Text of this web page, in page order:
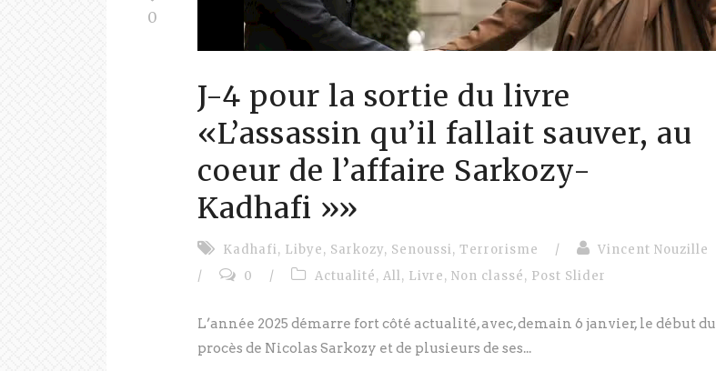
0
J-4 pour la sortie du livre
«L’assassin qu’il fallait sauver, au
coeur de l’affaire Sarkozy-
Kadhafi »»
Kadhafi, Libye, Sarkozy, Senoussi, Terrorisme /
Vincent Nouzille
/
0 / Actualité, All, Livre, Non classé, Post Slider
L’année 2025 démarre fort côté actualité, avec, demain 6 janvier, le début du
procès de Nicolas Sarkozy et de plusieurs de ses...